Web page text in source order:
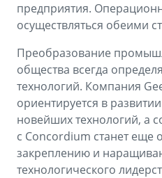
предприятия.
осуществляться обеими
Преобразование
общества всегда
технологий. Компания
ориентируется в
новейших технологий, а
с Concordium станет еще
закреплению и
технологического